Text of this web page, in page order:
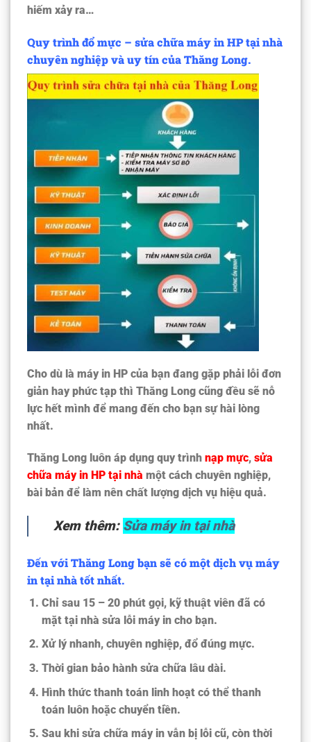
hiếm xảy ra…
Quy trình đổ mực – sửa chữa máy in HP tại nhà
chuyên nghiệp và uy tín của Thăng Long.
Cho dù là máy in HP của bạn đang gặp phải lỗi đơn
giản hay phức tạp thì Thăng Long cũng đều sẽ nỗ
lực hết mình để mang đến cho bạn sự hài lòng
nhất.
Thăng Long luôn áp dụng quy trình nạp mực, sửa
chữa máy in HP tại nhà một cách chuyên nghiệp,
bài bản để làm nên chất lượng dịch vụ hiệu quả.
Xem thêm: Sửa máy in tại nhà
Đến với Thăng Long bạn sẽ có một dịch vụ máy
in tại nhà tốt nhất.
Chỉ sau 15 – 20 phút gọi, kỹ thuật viên đã có
mặt tại nhà sửa lỗi máy in cho bạn.
Xử lý nhanh, chuyên nghiệp, đổ đúng mực.
Thời gian bảo hành sửa chữa lâu dài.
Hình thức thanh toán linh hoạt có thể thanh
toán luôn hoặc chuyển tiền.
Sau khi sửa chữa máy in vẫn bị lỗi cũ, còn thời